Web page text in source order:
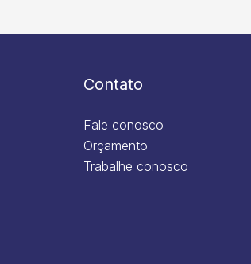
Contato
Fale conosco
Orçamento
Trabalhe conosco